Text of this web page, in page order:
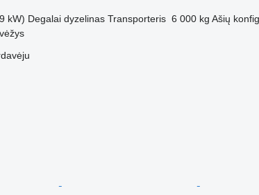
kW) Degalai dyzelinas Transporteris 6 000 kg Ašių